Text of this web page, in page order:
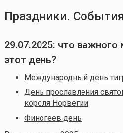
Праздники.
29.07.2025: что
этот день?
Международный день
День прославления
короля Норвегии
Финогеев день